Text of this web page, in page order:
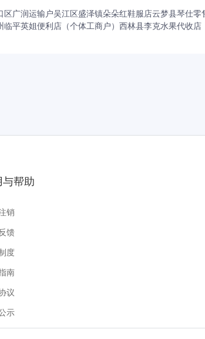
区广润运输户吴江区盛泽镇朵朵红鞋服店云梦县琴仕零
临平英姐便利店（个体工商户） 西林县李克水果代收店
帮助
销
馈
度
南
议
示